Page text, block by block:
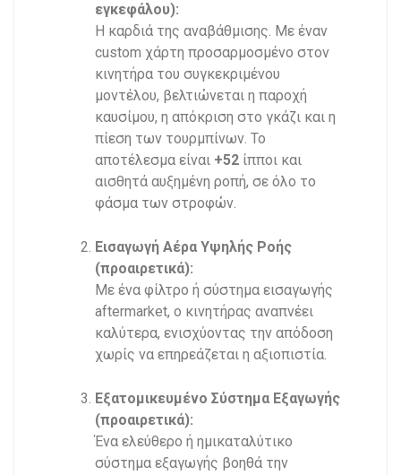
εγκεφάλου):
Η καρδιά της αναβάθμισης. Με έναν
custom χάρτη προσαρμοσμένο στον
κινητήρα του συγκεκριμένου
μοντέλου, βελτιώνεται η παροχή
καυσίμου, η απόκριση στο γκάζι και η
πίεση των τουρμπίνων. Το
αποτέλεσμα είναι +52 ίπποι και
αισθητά αυξημένη ροπή, σε όλο το
φάσμα των στροφών.
Εισαγωγή Αέρα Υψηλής Ροής
(προαιρετικά):
Με ένα φίλτρο ή σύστημα εισαγωγής
aftermarket, ο κινητήρας αναπνέει
καλύτερα, ενισχύοντας την απόδοση
χωρίς να επηρεάζεται η αξιοπιστία.
Εξατομικευμένο Σύστημα Εξαγωγής
(προαιρετικά):
Ένα ελεύθερο ή ημικαταλύτικο
σύστημα εξαγωγής βοηθά την